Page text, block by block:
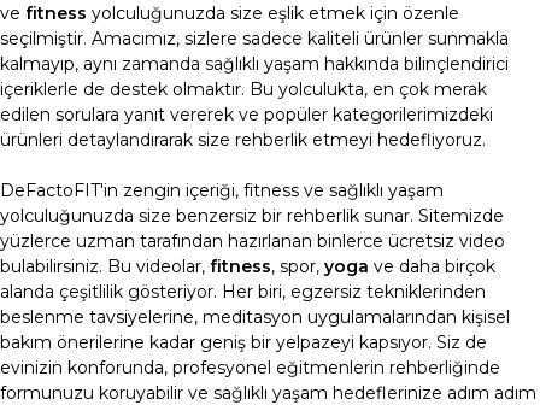
ve fitness yolculuğunuzda size eşlik etmek için özenle
seçilmiştir. Amacımız, sizlere sadece kaliteli ürünler sunmakla
kalmayıp, aynı zamanda sağlıklı yaşam hakkında bilinçlendirici
içeriklerle de destek olmaktır. Bu yolculukta, en çok merak
edilen sorulara yanıt vererek ve popüler kategorilerimizdeki
ürünleri detaylandırarak size rehberlik etmeyi hedefliyoruz.
DeFactoFIT'in zengin içeriği, fitness ve sağlıklı yaşam
yolculuğunuzda size benzersiz bir rehberlik sunar. Sitemizde
yüzlerce uzman tarafından hazırlanan binlerce ücretsiz video
bulabilirsiniz. Bu videolar, fitness, spor, yoga ve daha birçok
alanda çeşitlilik gösteriyor. Her biri, egzersiz tekniklerinden
beslenme tavsiyelerine, meditasyon uygulamalarından kişisel
bakım önerilerine kadar geniş bir yelpazeyi kapsıyor. Siz de
evinizin konforunda, profesyonel eğitmenlerin rehberliğinde
formunuzu koruyabilir ve sağlıklı yaşam hedeflerinize adım adım